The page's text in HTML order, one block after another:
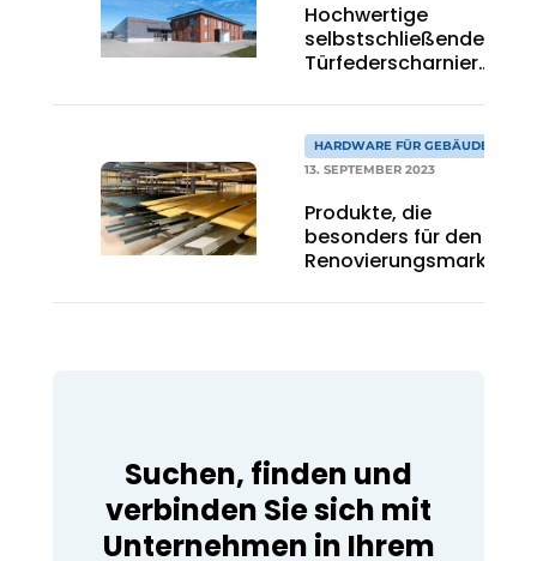
Hochwertige
selbstschließende
Türfederscharniere
Sicherheit und
Kontrolle
HARDWARE FÜR GEBÄUDE
13. SEPTEMBER 2023
Produkte, die
besonders für den
Renovierungsmarkt
Suchen, finden und
verbinden Sie sich mit
Unternehmen in Ihrem